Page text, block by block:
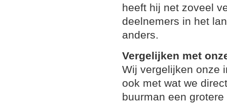
heeft hij net zoveel
deelnemers in het
anders.
Vergelijken met
Wij vergelijken onze
ook met wat we
buurman een